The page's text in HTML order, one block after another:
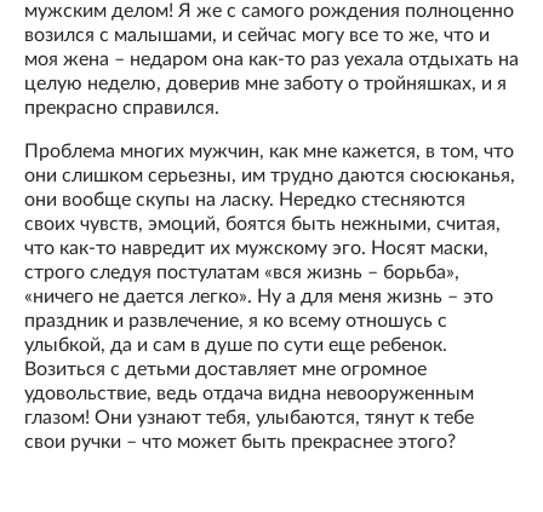
мужским делом! Я же с самого рождения полноценно
возился с малышами, и сейчас могу все то же, что и
моя жена – недаром она как-то раз уехала отдыхать на
целую неделю, доверив мне заботу о тройняшках, и я
прекрасно справился.
Проблема многих мужчин, как мне кажется, в том, что
они слишком серьезны, им трудно даются сюсюканья,
они вообще скупы на ласку. Нередко стесняются
своих чувств, эмоций, боятся быть нежными, считая,
что как-то навредит их мужскому эго. Носят маски,
строго следуя постулатам «вся жизнь – борьба»,
«ничего не дается легко». Ну а для меня жизнь – это
праздник и развлечение, я ко всему отношусь с
улыбкой, да и сам в душе по сути еще ребенок.
Возиться с детьми доставляет мне огромное
удовольствие, ведь отдача видна невооруженным
глазом! Они узнают тебя, улыбаются, тянут к тебе
свои ручки – что может быть прекраснее этого?